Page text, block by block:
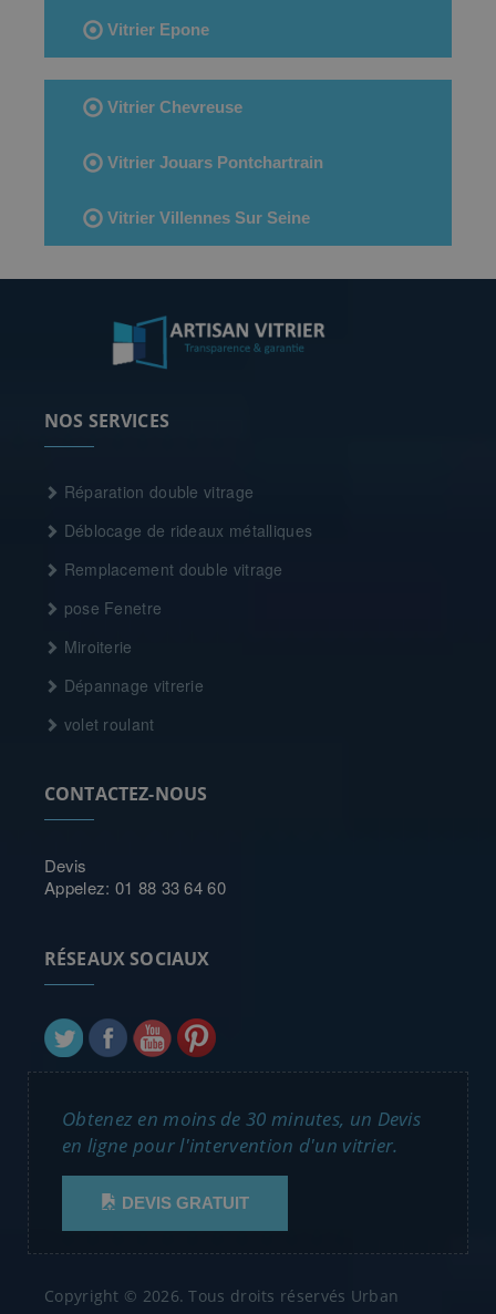
Vitrier Epone
Vitrier Chevreuse
Vitrier Jouars Pontchartrain
Vitrier Villennes Sur Seine
NOS SERVICES
Réparation double vitrage
Déblocage de rideaux métalliques
Remplacement double vitrage
pose Fenetre
Miroiterie
Dépannage vitrerie
volet roulant
CONTACTEZ-NOUS
Devis
Appelez: 01 88 33 64 60
RÉSEAUX SOCIAUX
Obtenez en moins de 30 minutes, un Devis
en ligne pour l'intervention d'un vitrier.
DEVIS GRATUIT
Copyright © 2026. Tous droits réservés Urban